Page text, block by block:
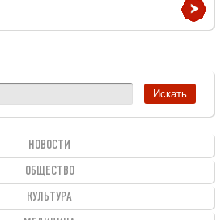
НОВОСТИ
ОБЩЕСТВО
КУЛЬТУРА